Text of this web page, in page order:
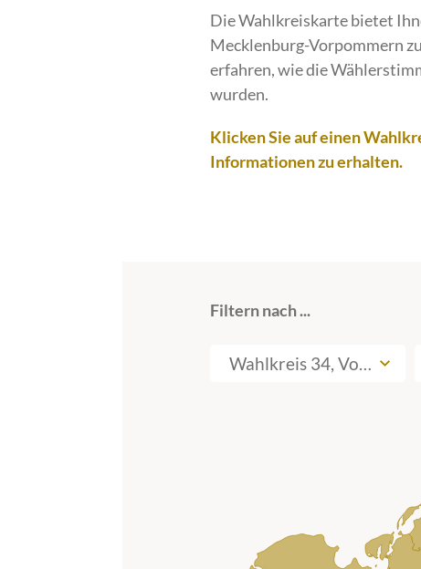
Die Wahlkreiskarte bietet
Mecklenburg-Vorpommern
erfahren, wie die
wurden.
Klicken Sie auf einen
Informationen zu erhalten.
Filtern nach ...
Wahlkreis 34,